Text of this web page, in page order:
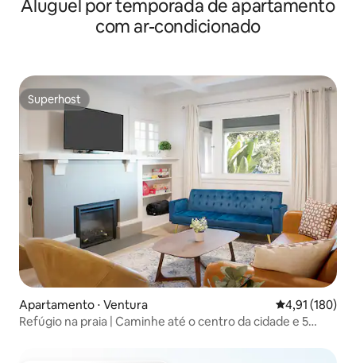
da cidade!
Aluguel por temporada de apartamento
com ar-condicionado
Superhost
Superhost
Apartamento ⋅ Ventura 4,91 de uma
4,91 (180)
Refúgio na praia | Caminhe até o centro da cidade e 5